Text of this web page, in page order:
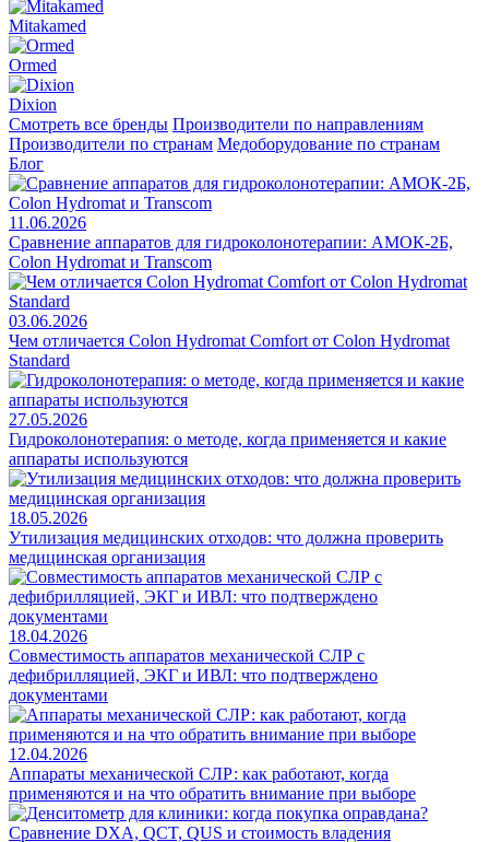
Mitakamed
Ormed
Dixion
Смотреть все бренды Производители по направлениям
Производители по странам Медоборудование по странам
Блог
11.06.2026
Сравнение аппаратов для гидроколонотерапии: АМОК-2Б,
Colon Hydromat и Transcom
03.06.2026
Чем отличается Colon Hydromat Comfort от Colon Hydromat
Standard
27.05.2026
Гидроколонотерапия: о методе, когда применяется и какие
аппараты используются
18.05.2026
Утилизация медицинских отходов: что должна проверить
медицинская организация
18.04.2026
Совместимость аппаратов механической СЛР с
дефибрилляцией, ЭКГ и ИВЛ: что подтверждено
документами
12.04.2026
Аппараты механической СЛР: как работают, когда
применяются и на что обратить внимание при выборе